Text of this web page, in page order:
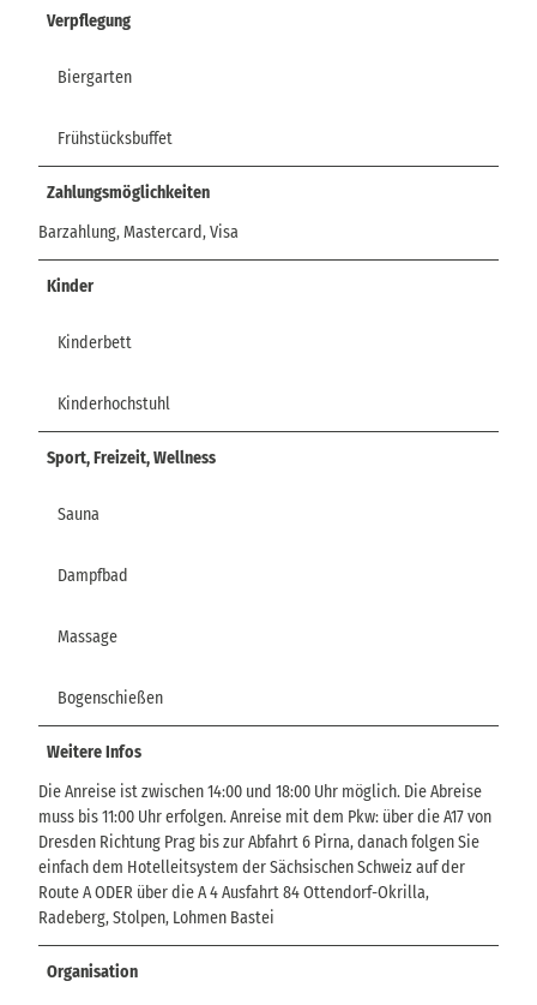
Verpflegung
Biergarten
Frühstücksbuffet
Zahlungsmöglichkeiten
Barzahlung, Mastercard, Visa
Kinder
Kinderbett
Kinderhochstuhl
Sport, Freizeit, Wellness
Sauna
Dampfbad
Massage
Bogenschießen
Weitere Infos
Die Anreise ist zwischen 14:00 und 18:00 Uhr möglich. Die Abreise
muss bis 11:00 Uhr erfolgen. Anreise mit dem Pkw: über die A17 von
Dresden Richtung Prag bis zur Abfahrt 6 Pirna, danach folgen Sie
einfach dem Hotelleitsystem der Sächsischen Schweiz auf der
Route A ODER über die A 4 Ausfahrt 84 Ottendorf-Okrilla,
Radeberg, Stolpen, Lohmen Bastei
Organisation